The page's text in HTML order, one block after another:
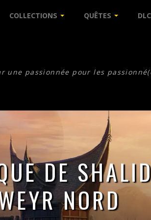
une passionnée pour les
COLLECTIONS QUÊTES
DE
NORD